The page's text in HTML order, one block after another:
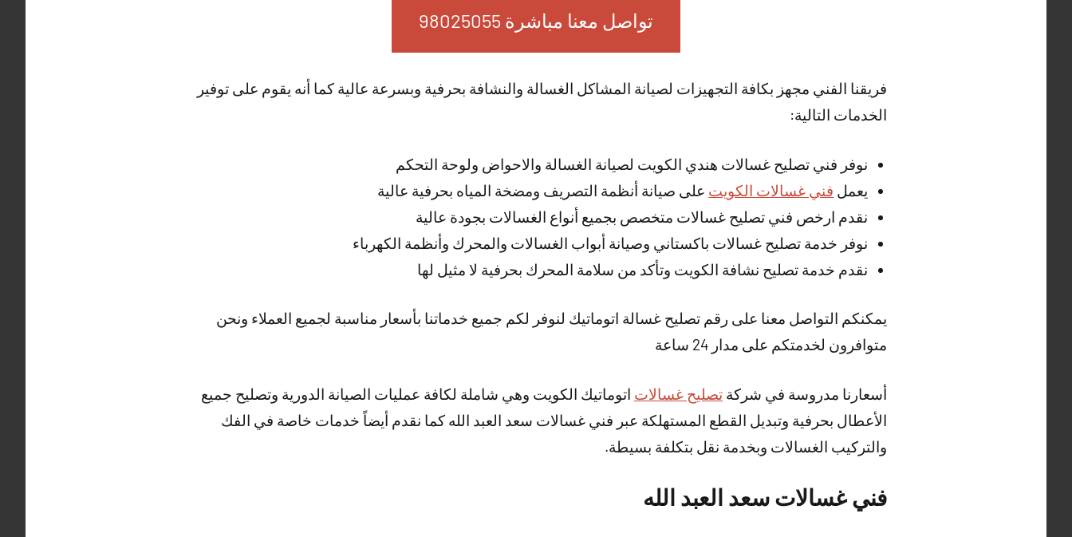
تواصل معنا مباشرة 98025055
فريقنا الفني مجهز بكافة التجهيزات لصيانة المشاكل الغسالة والنشافة بحرفية وبسرعة عالية كما أنه يقوم على توفير
الخدمات التالية:
نوفر فني تصليح غسالات هندي الكويت لصيانة الغسالة والاحواض ولوحة التحكم
يعمل فني غسالات الكويت على صيانة أنظمة التصريف ومضخة المياه بحرفية عالية
نقدم ارخص فني تصليح غسالات متخصص بجميع أنواع الغسالات بجودة عالية
نوفر خدمة تصليح غسالات باكستاني وصيانة أبواب الغسالات والمحرك وأنظمة الكهرباء
نقدم خدمة تصليح نشافة الكويت وتأكد من سلامة المحرك بحرفية لا مثيل لها
يمكنكم التواصل معنا على رقم تصليح غسالة اتوماتيك لنوفر لكم جميع خدماتنا بأسعار مناسبة لجميع العملاء ونحن
متوافرون لخدمتكم على مدار 24 ساعة
أسعارنا مدروسة في شركة تصليح غسالات اتوماتيك الكويت وهي شاملة لكافة عمليات الصيانة الدورية وتصليح جميع
الأعطال بحرفية وتبديل القطع المستهلكة عبر فني غسالات سعد العبد الله كما نقدم أيضاً خدمات خاصة في الفك
والتركيب الغسالات وبخدمة نقل بتكلفة بسيطة.
فني غسالات سعد العبد الله